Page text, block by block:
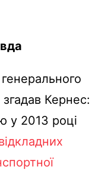
Кернес:
у 2013 році